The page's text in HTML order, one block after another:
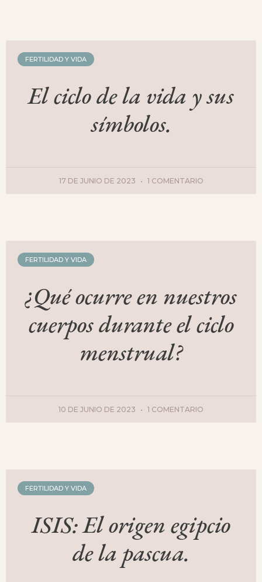
FERTILIDAD Y VIDA
El ciclo de la vida y sus
símbolos.
17 DE JUNIO DE 2023 1 COMENTARIO
FERTILIDAD Y VIDA
¿Qué ocurre en nuestros
cuerpos durante el ciclo
menstrual?
10 DE JUNIO DE 2023 1 COMENTARIO
FERTILIDAD Y VIDA
ISIS: El origen egipcio
de la pascua.